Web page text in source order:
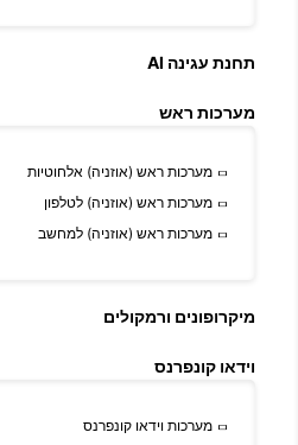
תחנת עגינה AI
מערכות ראש
מערכות ראש (אוזניה) אלחוטיות
מערכות ראש (אוזניה) לטלפון
מערכות ראש (אוזניה) למחשב
מיקרופונים ורמקולים
וידאו קונפרנס
מערכות וידאו קונפרנס